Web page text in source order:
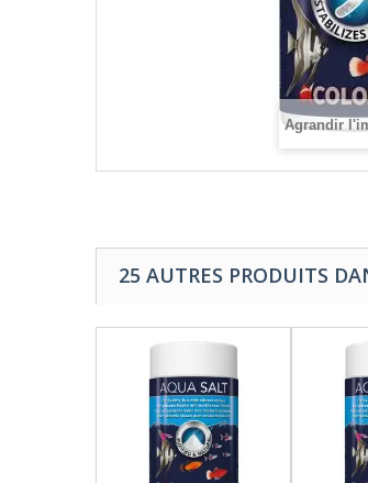
Agrandir
25 AUTRES PRODUITS